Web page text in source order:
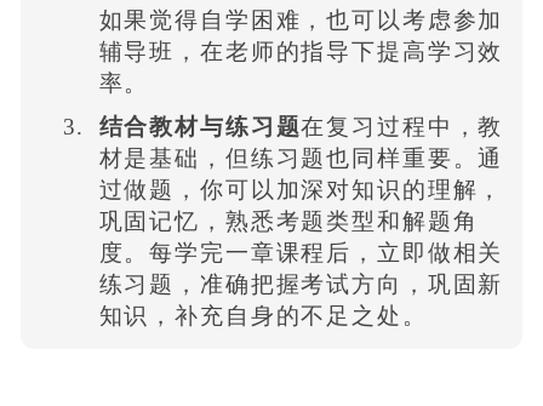
如果觉得自学困难，也可以考虑参加
辅导班，在老师的指导下提高学习效
率。
结合教材与练习题在复习过程中，教
材是基础，但练习题也同样重要。通
过做题，你可以加深对知识的理解，
巩固记忆，熟悉考题类型和解题角
度。每学完一章课程后，立即做相关
练习题，准确把握考试方向，巩固新
知识，补充自身的不足之处。